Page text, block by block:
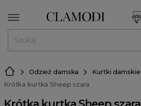
Odzież damska
Kurtki damskie
Krótka kurtka Sheep szara